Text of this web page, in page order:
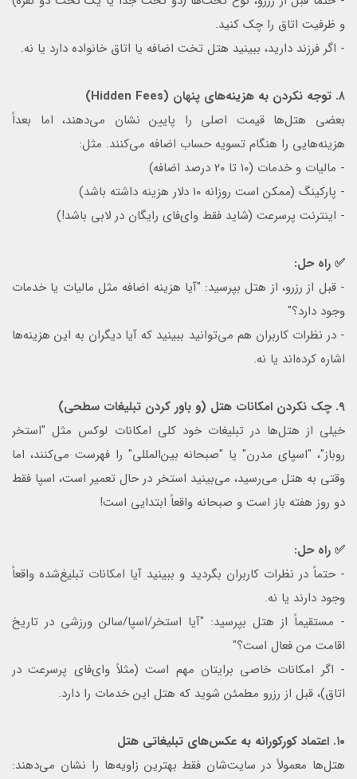
و ظرفیت اتاق را چک کنید.
- اگر فرزند دارید، ببینید هتل تخت اضافه یا اتاق خانواده دارد یا نه.
۸. توجه نکردن به هزینه‌های پنهان (Hidden Fees)
بعضی هتل‌ها قیمت اصلی را پایین نشان می‌دهند، اما بعداً
هزینه‌هایی را هنگام تسویه حساب اضافه می‌کنند. مثل:
- مالیات و خدمات (۱۰ تا ۲۰ درصد اضافه)
- پارکینگ (ممکن است روزانه ۱۰ دلار هزینه داشته باشد)
- اینترنت پرسرعت (شاید فقط وای‌فای رایگان در لابی باشد!)
✅ راه حل:
- قبل از رزرو، از هتل بپرسید: "آیا هزینه اضافه مثل مالیات یا خدمات
وجود دارد؟"
- در نظرات کاربران هم می‌توانید ببینید که آیا دیگران به این هزینه‌ها
اشاره کرده‌اند یا نه.
۹. چک نکردن امکانات هتل (و باور کردن تبلیغات سطحی)
خیلی از هتل‌ها در تبلیغات خود کلی امکانات لوکس مثل "استخر
روباز"، "اسپای مدرن" یا "صبحانه بین‌المللی" را فهرست می‌کنند، اما
وقتی به هتل می‌رسید، می‌بینید استخر در حال تعمیر است، اسپا فقط
دو روز هفته باز است و صبحانه واقعاً ابتدایی است!
✅ راه حل:
- حتماً در نظرات کاربران بگردید و ببینید آیا امکانات تبلیغ‌شده واقعاً
وجود دارند یا نه.
- مستقیماً از هتل بپرسید: "آیا استخر/اسپا/سالن ورزشی در تاریخ
اقامت من فعال است؟"
- اگر امکانات خاصی برایتان مهم است (مثلاً وای‌فای پرسرعت در
اتاق)، قبل از رزرو مطمئن شوید که هتل این خدمات را دارد.
۱۰. اعتماد کورکورانه به عکس‌های تبلیغاتی هتل
هتل‌ها معمولاً در سایت‌شان فقط بهترین زاویه‌ها را نشان می‌دهند: